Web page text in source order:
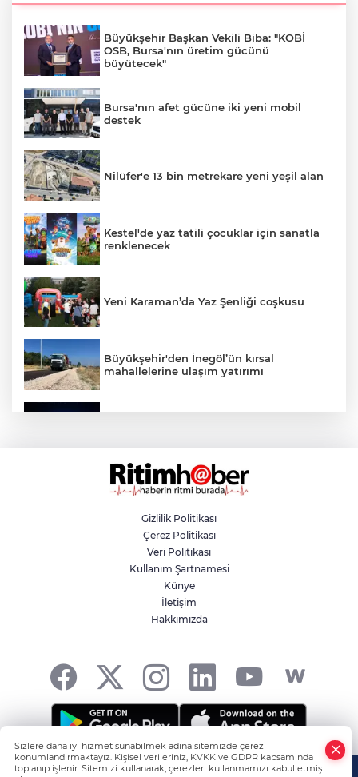
Büyükşehir Başkan Vekili Biba: "KOBİ
OSB, Bursa'nın üretim gücünü
büyütecek"
Bursa'nın afet gücüne iki yeni mobil
destek
Nilüfer'e 13 bin metrekare yeni yeşil alan
Kestel'de yaz tatili çocuklar için sanatla
renklenecek
Yeni Karaman’da Yaz Şenliği coşkusu
Büyükşehir'den İnegöl’ün kırsal
mahallelerine ulaşım yatırımı
Aslı Hünel’den Bursa Festivali’nde
unutulmaz gece
Osmangazi Belediyesi istihdama köprü
olmayı sürdürüyor
Yıldırım’da çocuklar yazı bilim ve sanatla
değerlendiriyor
Gizlilik Politikası
Çerez Politikası
Veri Politikası
Kullanım Şartnamesi
Künye
İletişim
Hakkımızda
HABER YAZILIMIve TURKTICARET.NET projesidir Copyright© 2006-
Sizlere daha iyi hizmet sunabilmek adına sitemizde çerez
konumlandırmaktayız. Kişisel verileriniz, KVKK ve GDPR kapsamında
toplanıp işlenir. Sitemizi kullanarak, çerezleri kullanmamızı kabul etmiş